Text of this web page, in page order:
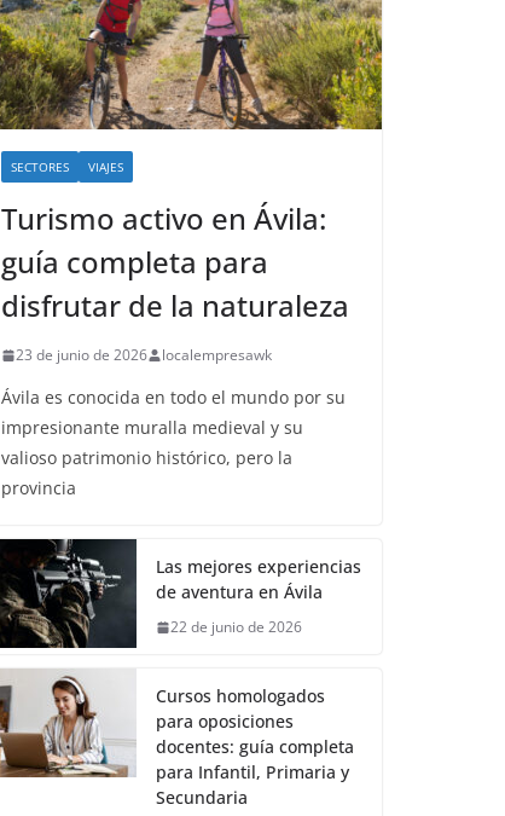
SECTORES VIAJES
Turismo activo en Ávila:
guía completa para
disfrutar de la naturaleza
23 de junio de 2026 localempresawk
Ávila es conocida en todo el mundo por su
impresionante muralla medieval y su
valioso patrimonio histórico, pero la
provincia
Las mejores experiencias
de aventura en Ávila
22 de junio de 2026
Cursos homologados
para oposiciones
docentes: guía completa
para Infantil, Primaria y
Secundaria